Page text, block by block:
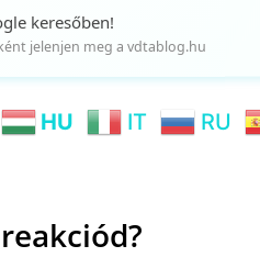
keresőben!
jelenjen meg a vdtablog.hu
HU IT RU